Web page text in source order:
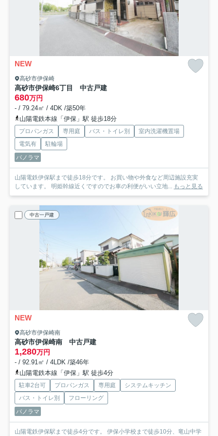
NEW
高砂市伊保崎
高砂市伊保崎6丁目 中古戸建
680万円
- / 79.24㎡ / 4DK /築50年
山陽電鉄本線「伊保」駅 徒歩18分
プロパンガス 専用庭 バス・トイレ別
室内洗濯機置場
電気有
駐輪場
パノラマ
山陽電鉄伊保駅まで徒歩18分です。 お買い物や外食など周辺施設充実
しています。 明姫幹線近くですのでお車の利便がいい立地... もっと見る
中古一戸建
NEW
高砂市伊保崎南
高砂市伊保崎南 中古戸建
1,280万円
- / 92.91㎡ / 4LDK /築46年
山陽電鉄本線「伊保」駅 徒歩4分
駐車2台可 プロパンガス 専用庭
システムキッチン
バス・トイレ別
フローリング
パノラマ
山陽電鉄伊保駅まで徒歩4分です。 伊保小学校まで徒歩10分、竜山中学